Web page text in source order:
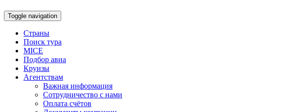
Toggle navigation
Страны
Поиск тура
MICE
Подбор авиа
Круизы
Агентствам
Важная информация
Сотрудничество с нами
Оплата счётов